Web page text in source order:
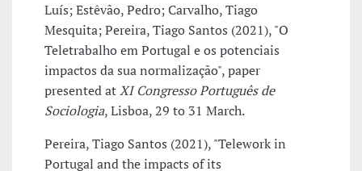
Luís; Estêvão, Pedro; Carvalho, Tiago
Mesquita; Pereira, Tiago Santos (2021), "O
Teletrabalho em Portugal e os potenciais
impactos da sua normalização", paper
presented atXI Congresso Português de
Sociologia, Lisboa, 29 to 31 March.
Pereira, Tiago Santos (2021), "Telework in
Portugal and the impacts of its